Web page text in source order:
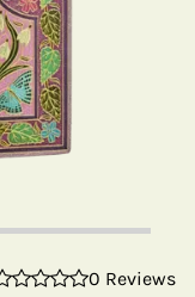
0 Reviews